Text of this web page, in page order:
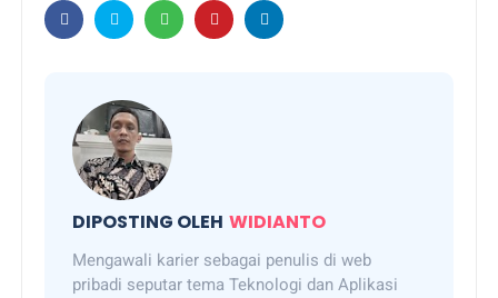
DIPOSTING OLEH WIDIANTO
Mengawali karier sebagai penulis di web
pribadi seputar tema Teknologi dan Aplikasi